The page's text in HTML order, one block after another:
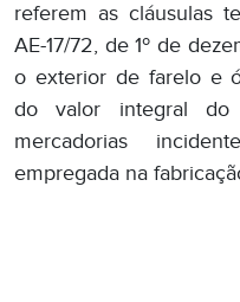
referem as cláusulas
AE-17/72, de 1º de
o exterior de farelo e
do valor integral do
mercadorias
empregada na